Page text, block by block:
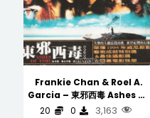
Frankie Chan & Roel A.
Garcia – 東邪西毒 Ashes Of
Time (Original Motion
20 0 3,163